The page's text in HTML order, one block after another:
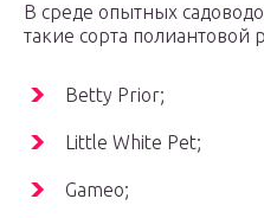
В среде опытных
такие сорта полиантовой
Betty Prior;
Little White Pet;
Gameo;